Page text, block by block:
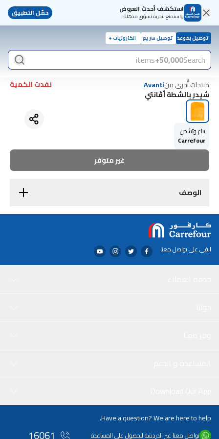
استكشف أحدث العروض
واستمتع بتجربة تسوّق مذهلة! حمّل التطبيق
توصيل بموعد توصيل سريع الكترونيات +
Search
50,000+
items
منتجات أُخرى منAvanti
نفدت الكمية
شيدر بالشطة أڤانتي
يباع ويُشحن
Carrefour
غير متوفر
الوصف
ابقى على تواصل معنا
Have a question? We are here to help.
تواصل معنا عبر الدردشة للحصول على المساعدة 16061